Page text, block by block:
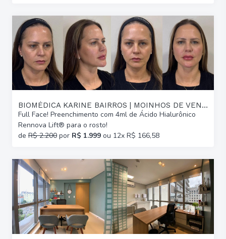
BIOMÉDICA KARINE BAIRROS | MOINHOS DE VENTO
Full Face! Preenchimento com 4ml de Ácido Hialurônico
Rennova Lift® para o rosto!
de R$ 2.200 por R$ 1.999 ou 12x R$ 166,58